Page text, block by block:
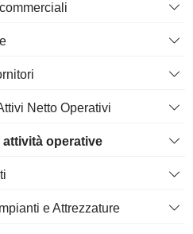
Netto Operativi
attività operative
e Attrezzature